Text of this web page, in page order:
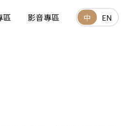
區 影音專區 中 EN